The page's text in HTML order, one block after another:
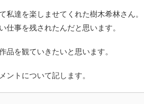
達を楽しませてくれた樹木希林さん。
事を残されたんだと思います。
を観ていきたいと思います。
トについて記します。